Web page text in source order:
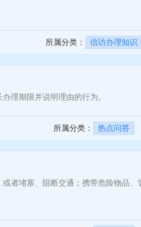
所属分类： 信访办理知识
理期限并说明理由的行为。
所属分类： 热点问答
堵塞、阻断交通；携带危险物品、